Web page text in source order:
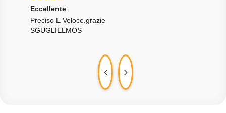
Eccellente
Preciso E Veloce.grazie
SGUGLIELMOS